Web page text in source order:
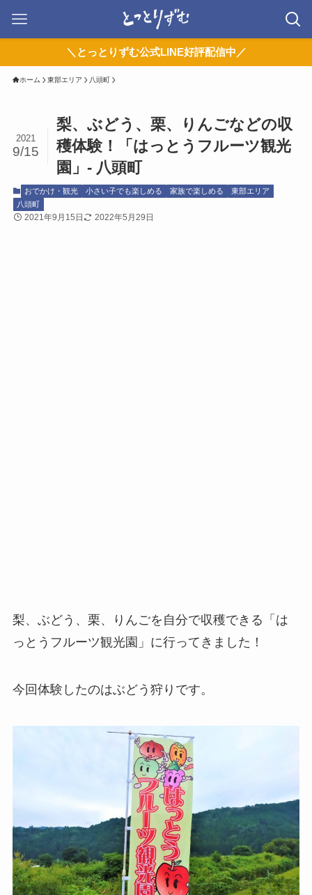
＼とっとりずむ公式LINE好評配信中／
ホーム 東部エリア 八頭町
梨、ぶどう、栗、りんごなどの収
穫体験！「はっとうフルーツ観光
園」- 八頭町
2021
9/15
おでかけ・観光 小さい子でも楽しめる 家族で楽しめる
東部エリア
八頭町
2021年9月15日 2022年5月29日
梨、ぶどう、栗、りんごを自分で収穫できる「は
っとうフルーツ観光園」に行ってきました！
今回体験したのはぶどう狩りです。